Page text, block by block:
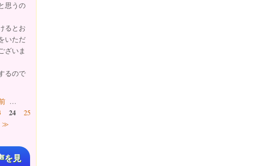
思うの
るとお
いただ
ざいま
るので
…
24 25
≫
を見